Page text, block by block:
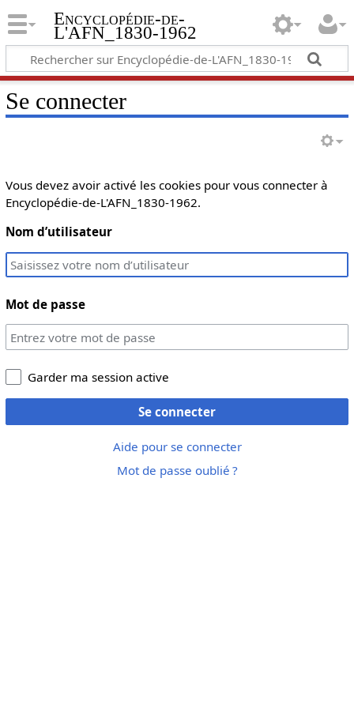
Encyclopédie-de-
L'AFN_1830-1962
Se connecter
Vous devez avoir activé les cookies pour vous connecter à
Encyclopédie-de-L'AFN_1830-1962.
Nom d’utilisateur
Mot de passe
Garder ma session active
Se connecter
Aide pour se connecter
Mot de passe oublié ?